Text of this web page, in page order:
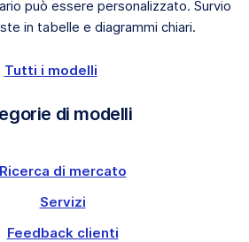
può essere personalizzato. Survio
in tabelle e diagrammi chiari.
Tutti i modelli
di modelli
Ricerca di mercato
Servizi
Feedback clienti